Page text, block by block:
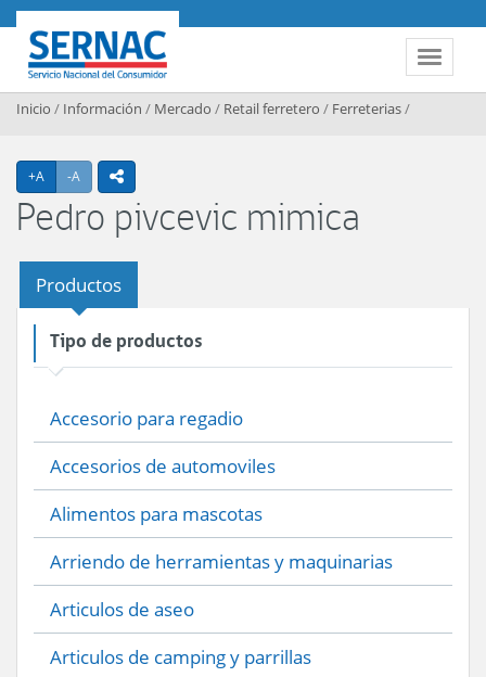
Contenido principal
Toggle
SERNAC
Inicio / Información / Mercado / Retail ferretero / Ferreterias/
+A Agrandar texto
-A Achicar textoicono compartir
Pedro pivcevic mimica
Productos
Tipo de productos
Accesorio para regadio
Accesorios de automoviles
Alimentos para mascotas
Arriendo de herramientas y maquinarias
Articulos de aseo
Articulos de camping y parrillas